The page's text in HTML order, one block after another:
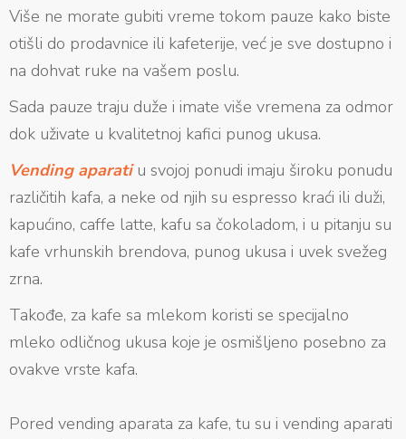
Više ne morate gubiti vreme tokom pauze kako biste
otišli do prodavnice ili kafeterije, već je sve dostupno i
na dohvat ruke na vašem poslu.
Sada pauze traju duže i imate više vremena za odmor
dok uživate u kvalitetnoj kafici punog ukusa.
Vending aparatiu svojoj ponudi imaju široku ponudu
različitih kafa, a neke od njih su espresso kraći ili duži,
kapućino, caffe latte, kafu sa čokoladom, i u pitanju su
kafe vrhunskih brendova, punog ukusa i uvek svežeg
zrna.
Takođe, za kafe sa mlekom koristi se specijalno
mleko odličnog ukusa koje je osmišljeno posebno za
ovakve vrste kafa.
Pored vending aparata za kafe, tu su i vending aparati